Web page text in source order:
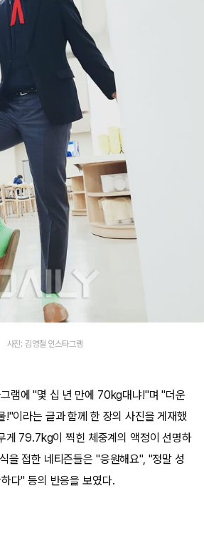
사진: 김영철 인스타그램
램에 "몇 십 년 만에 70kg대냐!"며 "더운
!"이라는 글과 함께 한 장의 사진을 게재했
게 79.7kg이 찍힌 체중계의 액정이 선명하
을 접한 네티즌들은 "응원해요", "정말 성
다" 등의 반응을 보였다.